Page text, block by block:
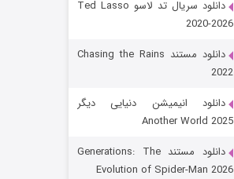
قسمت
دانلود سریال تد لاسو Ted Lasso
2020-2026
دانلود مستند Chasing the Rains
2022
دانلود انیمیشن دنیایی دیگر
Another World 2025
دانلود مستند Generations: The
Evolution of Spider-Man 2026